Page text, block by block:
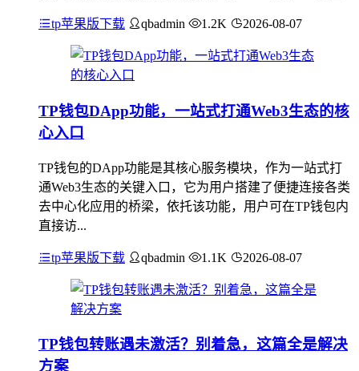
tp苹果版下载 qbadmin 1.2K 2026-08-07
TP钱包DApp功能，一站式打通Web3生态的核
心入口
TP钱包的DApp功能是其核心服务模块，作为一站式打
通Web3生态的关键入口，它为用户搭建了便捷连接各类
去中心化应用的桥梁，依托该功能，用户可在TP钱包内
直接访...
tp苹果版下载 qbadmin 1.1K 2026-08-07
TP钱包转账遇未激活？别着急，这篇全是解决
方案